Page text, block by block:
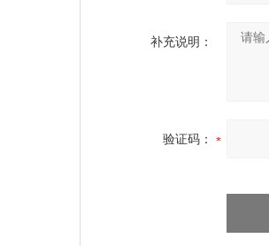
补充说明：
验证码：